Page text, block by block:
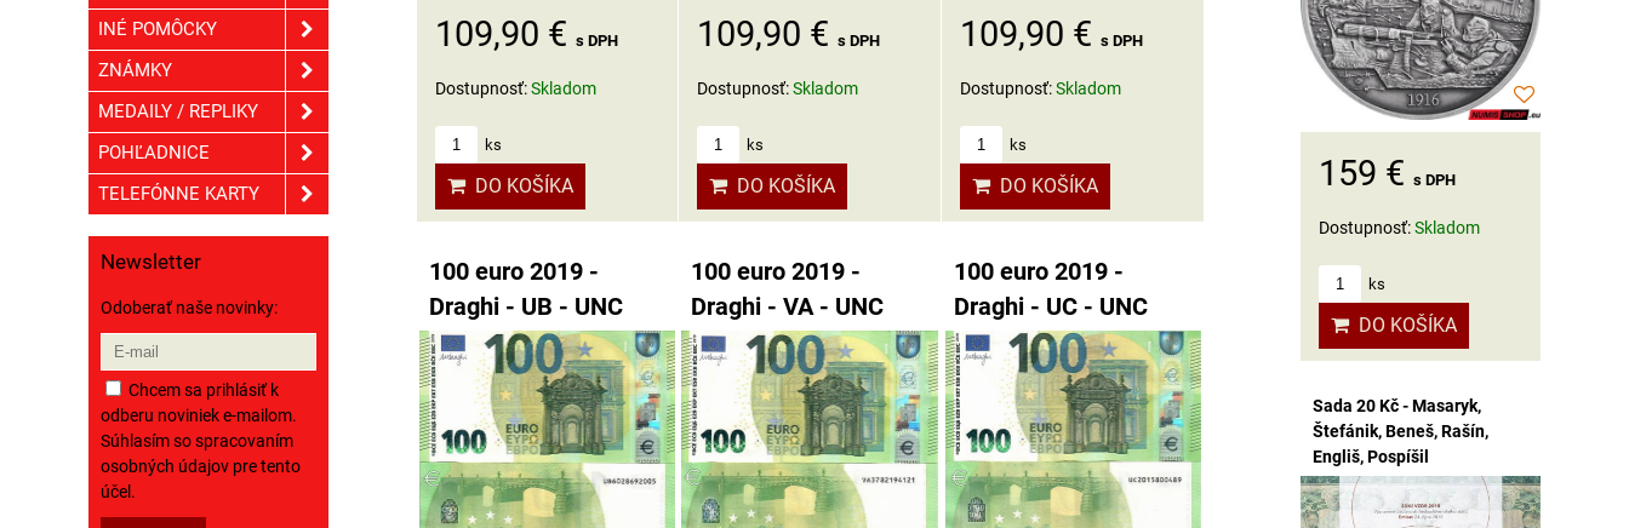
109,90 € s DPH
Dostupnosť:Skladom
ks
DO KOŠÍKA
109,90 €s DPH
Dostupnosť:Skladom
ks
DO KOŠÍKA
109,90 €s DPH
Dostupnosť:Skladom
ks
DO KOŠÍKA
100 euro 2019 -
Draghi - UB - UNC
100 euro 2019 -
Draghi - VA - UNC
100 euro 2019 -
Draghi - UC - UNC
INÉ POMÔCKY
ZNÁMKY
MEDAILY / REPLIKY
POHĽADNICE
TELEFÓNNE KARTY
Newsletter
Odoberať naše novinky:
Chcem sa prihlásiť k
odberu noviniek e-mailom.
Súhlasím so spracovaním
osobných údajov pre tento
účel.
159 € s DPH
Dostupnosť:Skladom
ks
DO KOŠÍKA
Sada 20 Kč - Masaryk,
Štefánik, Beneš, Rašín,
Engliš, Pospíšil